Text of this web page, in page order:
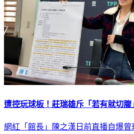
遭控玩球板！莊瑞雄斥「若有就切
網紅「館長」陳之漢日前直播自爆曾